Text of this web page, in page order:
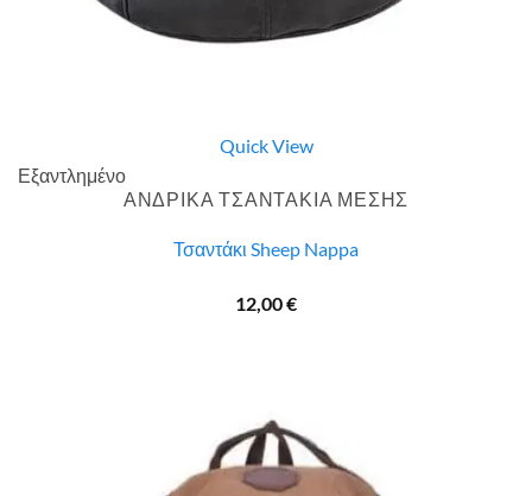
Quick View
Εξαντλημένο
ΑΝΔΡΙΚΑ ΤΣΑΝΤΑΚΙΑ ΜΕΣΗΣ
Τσαντάκι Sheep Nappa
12,00€